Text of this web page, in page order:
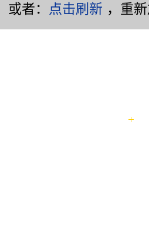
或者：
点击刷新 ，重新